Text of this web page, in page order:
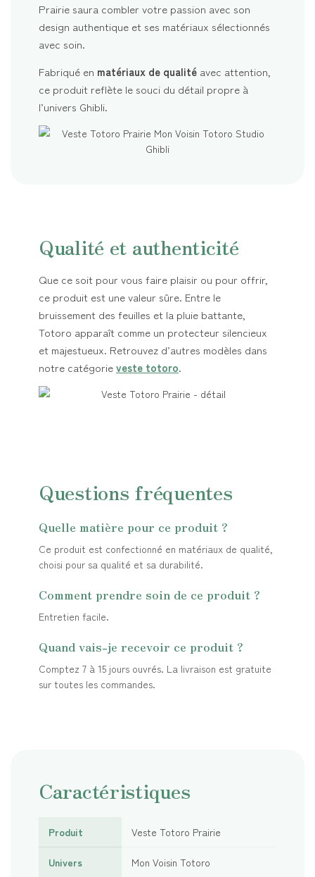
Prairie saura combler votre passion avec son
design authentique et ses matériaux sélectionnés
avec soin.
Fabriqué en matériaux de qualité avec attention,
ce produit reflète le souci du détail propre à
l’univers Ghibli.
Qualité et authenticité
Que ce soit pour vous faire plaisir ou pour offrir,
ce produit est une valeur sûre. Entre le
bruissement des feuilles et la pluie battante,
Totoro apparaît comme un protecteur silencieux
et majestueux. Retrouvez d’autres modèles dans
notre catégorieveste totoro.
Questions fréquentes
Quelle matière pour ce produit ?
Ce produit est confectionné en matériaux de qualité,
choisi pour sa qualité et sa durabilité.
Comment prendre soin de ce produit ?
Entretien facile.
Quand vais-je recevoir ce produit ?
Comptez 7 à 15 jours ouvrés. La livraison est gratuite
sur toutes les commandes.
Caractéristiques
Produit Veste Totoro Prairie
Univers Mon Voisin Totoro